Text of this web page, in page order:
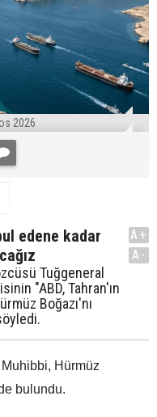
2026
edene kadar
Tuğgeneral
"ABD, Tahran'ın
Boğazı'nı
A+
A-
Hürmüz
bulundu.